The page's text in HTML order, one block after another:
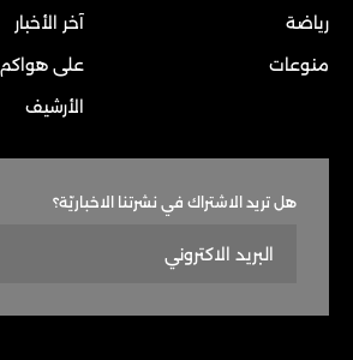
رياضة
منوعات
آخر الأخبار
على هواكم
الأرشيف
هل تريد الاشتراك في نشرتنا الاخباريّة؟